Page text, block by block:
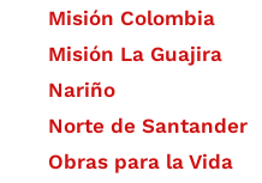
Misión Colombia
Misión La Guajira
Nariño
Norte de Santander
Obras para la Vida